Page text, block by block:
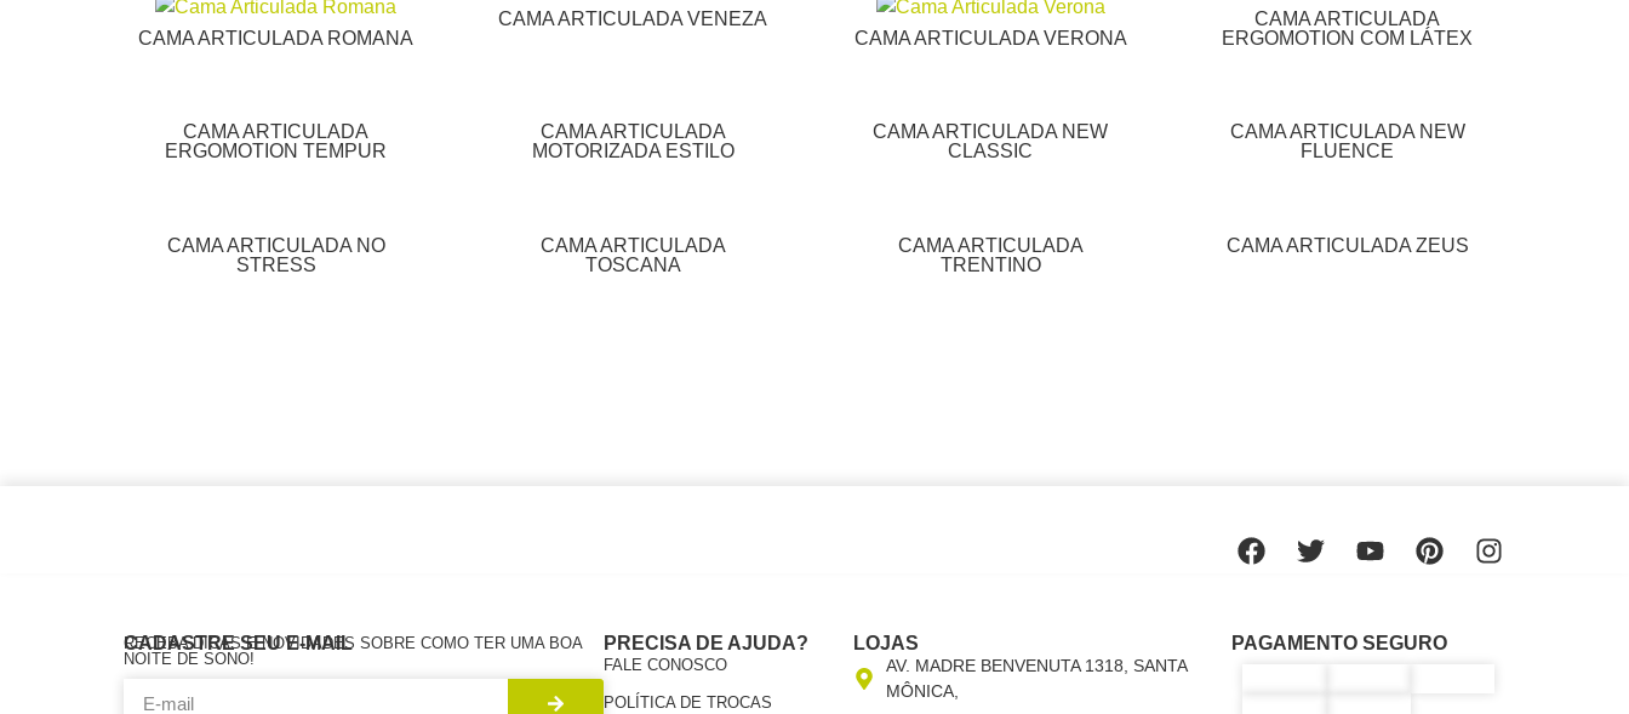
CAMA ARTICULADA ROMANA
CAMA ARTICULADA VENEZA
CAMA ARTICULADA VERONA
CAMA ARTICULADA
ERGOMOTION COM LÁTEX
CAMA ARTICULADA
ERGOMOTION TEMPUR
CAMA ARTICULADA
MOTORIZADA ESTILO
CAMA ARTICULADA NEW
CLASSIC
CAMA ARTICULADA NEW
FLUENCE
CAMA ARTICULADA NO
STRESS
CAMA ARTICULADA
TOSCANA
CAMA ARTICULADA
TRENTINO
CAMA ARTICULADA ZEUS
CADASTRE SEU E-MAIL
RECEBA DICAS E NOVIDADES SOBRE COMO TER UMA BOA
NOITE DE SONO!
PRECISA DE AJUDA?
FALE CONOSCO
POLÍTICA DE TROCAS
LOJAS
AV. MADRE BENVENUTA 1318, SANTA
MÔNICA,
PAGAMENTO SEGURO